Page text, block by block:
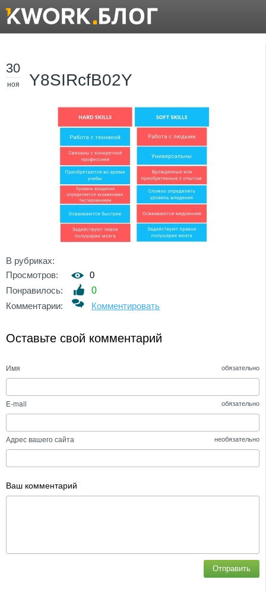
30
ноя Y8SIRcfB02Y
В рубриках:
Просмотров:
0
Понравилось:
0
Комментарии:
Комментировать
Оставьте свой комментарий
Имя обязательно
E-mail обязательно
Адрес вашего сайта необязательно
Ваш комментарий
Отправить